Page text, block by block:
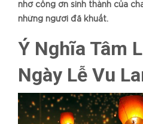
nhớ công ơn sinh thành của
những người đã khuất.
Ý Nghĩa Tâm
Ngày Lễ Vu